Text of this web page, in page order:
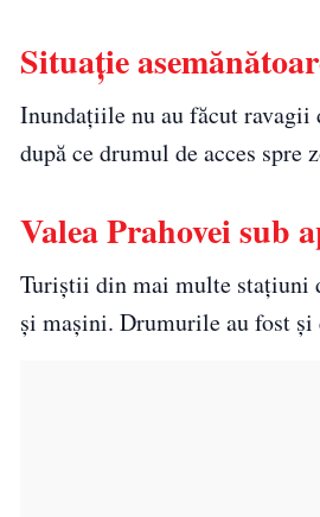
Situație
Inundațiile nu au făcut ravagii
după ce drumul de acces spre
Valea Prahovei sub
Turiștii din mai multe stațiuni
și mașini. Drumurile au fost și